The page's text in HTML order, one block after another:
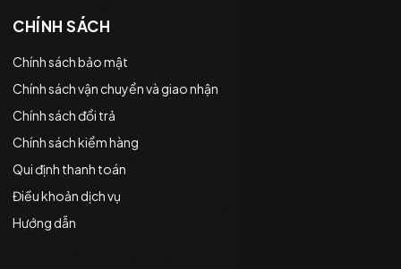
CHÍNH SÁCH
Chính sách bảo mật
Chính sách vận chuyển và giao nhận
Chính sách đổi trả
Chính sách kiểm hàng
Qui định thanh toán
Điều khoản dịch vụ
Hướng dẫn